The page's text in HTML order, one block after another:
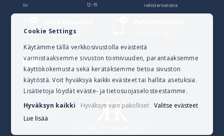
su 12-16
rekisteriseloste
040 528 1124
Lähetä sähköpostia
verkkokauppa@kalusteheinoset.fi
Cookie Settings
Käytämme tällä verkkosivustolla evästeitä
varmistaaksemme sivuston toimivuuden, parantaaksemme
käyttökokemusta sekä kerätäksemme tietoa sivuston
käytöstä. Voit hyväksyä kaikki evästeet tai hallita asetuksia.
Lisätietoja löydät eväste- ja tietosuojaselosteestamme.
Hyväksyn kaikki
Hyväksyn vain pakolliset
Valitse evästeet
Lue lisää